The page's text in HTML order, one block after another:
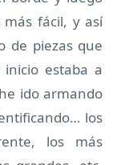
fácil, y así
de piezas que
estaba a
ido armando
los
los más